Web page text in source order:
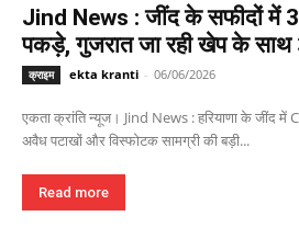
Jind News : जींद के सफीदों में
पकड़े, गुजरात जा रही खेप के साथ
क्राइम ekta kranti - 06/06/2026
एकता क्रांति न्यूज। Jind News : हरियाणा के जींद में
अवैध पटाखों और विस्फोटक सामग्री की बड़ी...
Read more